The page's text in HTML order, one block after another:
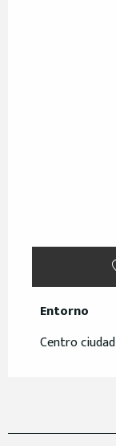
Entorno
Entorno
Centro ciudad